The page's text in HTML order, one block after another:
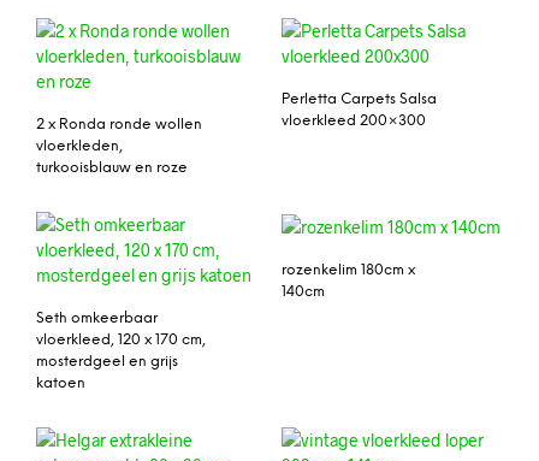
2 x Ronda ronde wollen
vloerkleden,
turkooisblauw en roze
Perletta Carpets Salsa
vloerkleed 200×300
Seth omkeerbaar
vloerkleed, 120 x 170 cm,
mosterdgeel en grijs
katoen
rozenkelim 180cm x
140cm